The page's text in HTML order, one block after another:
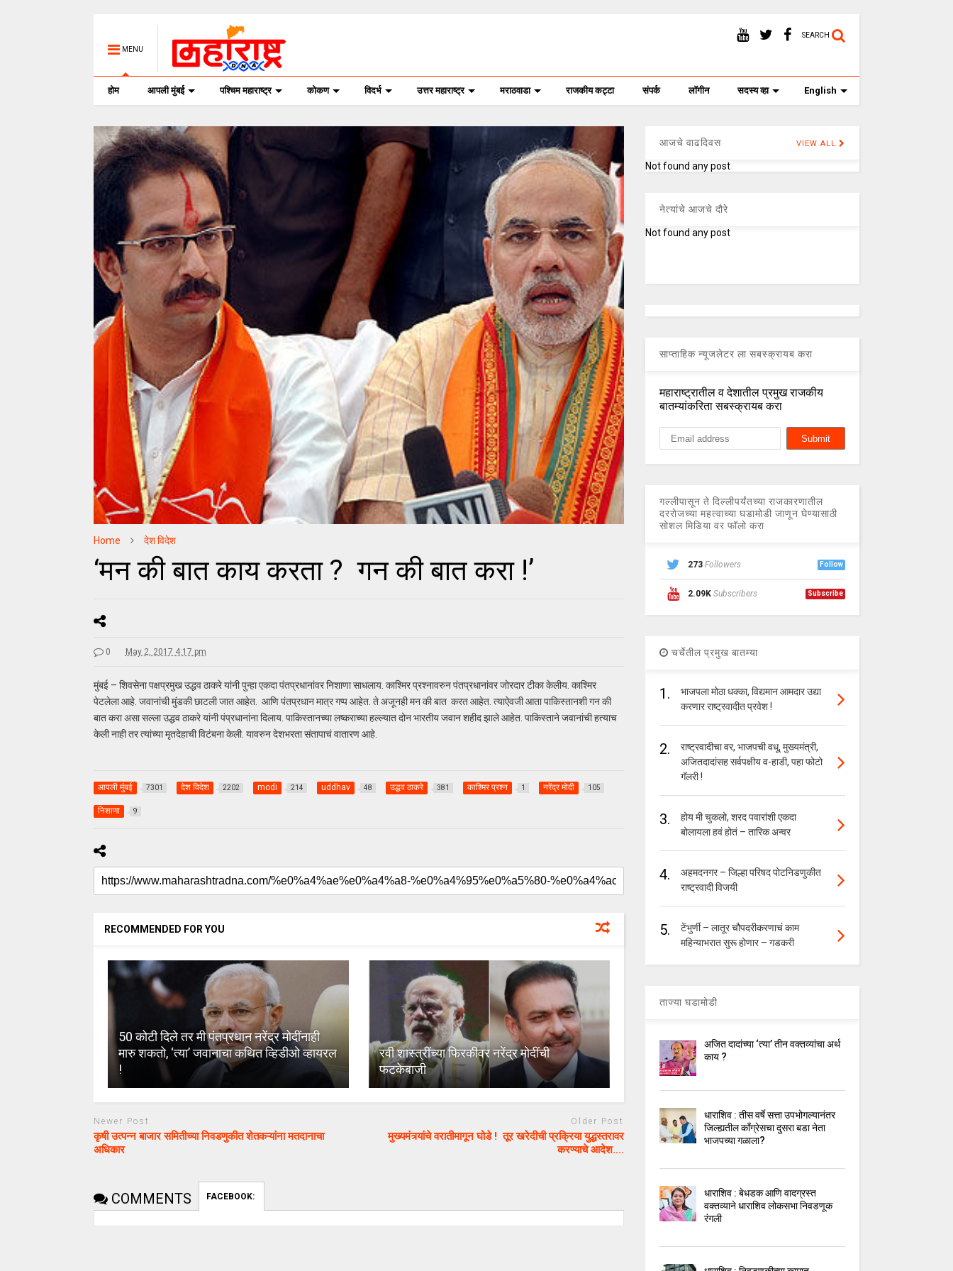
MENU
SEARCH
होम आपली मुंबई पश्चिम महाराष्ट्र कोकण विदर्भ उत्तर महाराष्ट्र मराठवाडा राजकीय कट्टा संपर्क लॉगीन सदस्य व्हा English
Home देश विदेश
‘मन की बात काय करता ? गन की बात करा !’
0 May 2, 2017 4:17 pm
मुंबई – शिवसेना पक्षप्रमुख उद्धव ठाकरे यांनी पुन्हा एकदा पंतप्रधानांवर निशाणा साधलाय. काश्मिर प्रश्नावरुन पंतप्रधानांवर जोरदार टीका केलीय. काश्मिर
पेटलेला आहे. जवानांची मुंडकी छाटली जात आहेत. आणि पंतप्रधान मात्र गप्प आहेत. ते अजूनही मन की बात करत आहेत. त्याऐवजी आता पाकिस्तानशी गन की
बात करा असा सल्ला उद्धव ठाकरे यांनी पंप्रधानांना दिलाय. पाकिस्तानच्या लष्कराच्या हल्ल्यात दोन भारतीय जवान शहीद झाले आहेत. पाकिस्ताने जवानांची हत्याच
केली नाही तर त्यांच्या मृतदेहाची विटंबना केली. यावरुन देशभरता संतापाचं वातारण आहे.
आपली मुंबई 7301 देश विदेश 2202 modi 214 uddhav 48 उद्धव ठाकरे 381 काश्मिर प्रश्न 1 नरेंद्र मोदी 105
निशाणा 9
RECOMMENDED FOR YOU
50 कोटी दिले तर मी पंतप्रधान नरेंद्र मोदींनाही
मारु शकतो, ‘त्या’ जवानाचा कथित व्हिडीओ व्हायरल
!
रवी शास्त्रींच्या फिरकीवर नरेंद्र मोदींची
फटकेबाजी
Newer Post
कृषी उत्पन्न बाजार समितीच्या निवडणुकीत शेतकऱ्यांना मतदानाचा
अधिकार
Older Post
मुख्यमंत्र्यांचे वरातीमागून घोडे ! तूर खरेदीची प्रक्रिया युद्धस्तरावर
करण्याचे आदेश….
COMMENTS FACEBOOK:
आजचे वाढदिवस VIEW ALL
Not found any post
नेत्यांचे आजचे दौरे
Not found any post
साप्ताहिक न्यूजलेटर ला सबस्क्रायब करा
महाराष्ट्रातील व देशातील प्रमुख राजकीय
बातम्यांकरिता सबस्क्रायब करा
गल्लीपासून ते दिल्लीपर्यंतच्या राजकारणातील
दररोजच्या महत्वाच्या घडामोडी जाणून घेण्यासाठी
सोशल मिडिया वर फॉलो करा
273 Followers Follow
2.09K Subscribers Subscribe
चर्चेतील प्रमुख बातम्या
1.
भाजपला मोठा धक्का, विद्यमान आमदार उद्या
करणार राष्ट्रवादीत प्रवेश !
2.
राष्ट्रवादीचा वर, भाजपची वधू, मुख्यमंत्री,
अजितदादांसह सर्वपक्षीय व-हाडी, पहा फोटो
गॅलरी !
3.
होय मी चुकलो, शरद पवारांशी एकदा
बोलायला हवं होतं – तारिक अन्वर
4.
अहमदनगर – जिल्हा परिषद पोटनिडणुकीत
राष्ट्रवादी विजयी
5.
टेंभुर्णी – लातूर चौपदरीकरणाचं काम
महिन्याभरात सुरू होणार – गडकरी
ताज्या घडामोडी
अजित दादांच्या ‘त्या’ तीन वक्तव्यांचा अर्थ
काय ?
धाराशिव : तीस वर्षे सत्ता उपभोगल्यानंतर
जिल्ह्यतील कॉंग्रेसचा दुसरा बडा नेता
भाजपच्या गळाला?
धाराशिव : बेधडक आणि वादग्रस्त
वक्तव्याने धाराशिव लोकसभा निवडणूक
रंगली